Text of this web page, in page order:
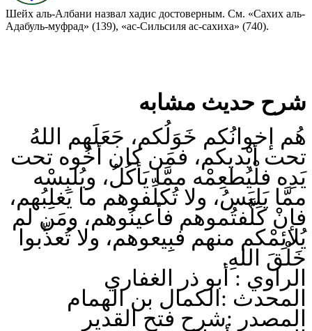
Шейх аль-Албани назвал хадис достоверным. См. «Сахих аль-
Адабуль-муфрад» (139), «ас-Сильсиля ас-сахиха» (740).
شرح حديث مشابه
هُم إخوانُكم خَوَلُكم، جَعَلَهم اللهُ
تحت أيْديكم، فمَن كان أخُوه تحت
يَدِه فلْيُطعِمْه ممَّا يَأكُلُ، ويُلبِسْه
ممَّا يَلبَسُ، ولا تُكلِّفوهم ما يَغلِبُهم،
فإنْ كَلَّفتُموهم فأعينُوهم، ومَن لم
يُلائِمْكم منهم فبِيعوهم، ولا تُعذِّبوا
خَلْقَ اللهِ.
الراوي : أبو ذر الغفاري
المحدث :الكمال بن الهمام
المصدر :شرح فتح القدير